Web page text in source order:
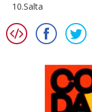
10.Salta